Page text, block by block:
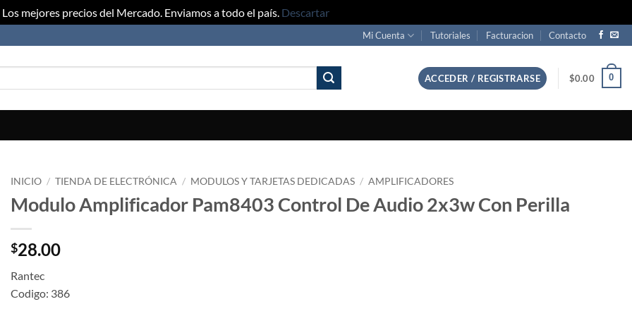
Los mejores precios del Mercado. Enviamos a todo el país. Descartar
Mi Cuenta Tutoriales Facturacion Contacto
ACCEDER / REGISTRARSE $0.00 0
INICIO / TIENDA DE ELECTRÓNICA / MODULOS Y TARJETAS DEDICADAS / AMPLIFICADORES
Modulo Amplificador Pam8403 Control De Audio 2x3w Con Perilla
$28.00
Rantec
Codigo: 386